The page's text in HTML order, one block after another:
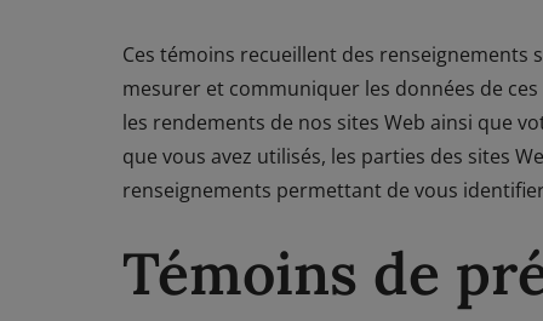
Ces témoins recueillent des
mesurer et communiquer les données de
les rendements de nos sites Web ainsi que
que vous avez utilisés, les parties des sites
renseignements permettant de vous
Témoins de